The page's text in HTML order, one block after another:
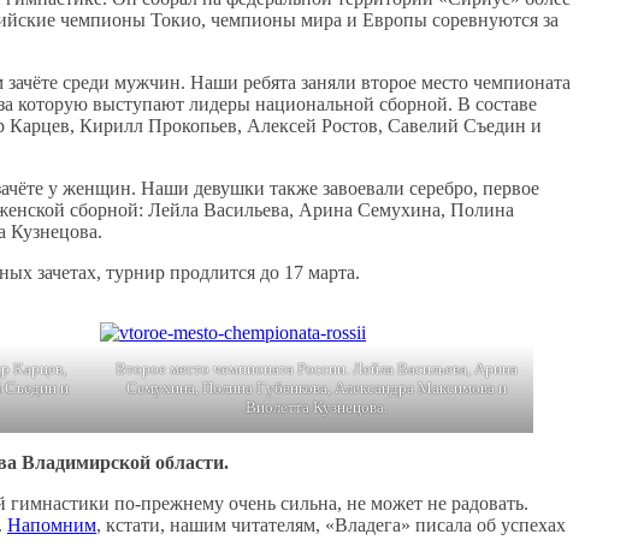
чемпионы Токио, чемпионы мира и Европы соревнуются за
среди мужчин. Наши ребята заняли второе место чемпионата
которую выступают лидеры национальной сборной. В составе
Кирилл Прокопьев, Алексей Ростов, Савелий Съедин и
у женщин. Наши девушки также завоевали серебро, первое
сборной: Лейла Васильева, Арина Семухина, Полина
Кузнецова.
зачетах, турнир продлится до 17 марта.
Карцев,
Съедин и
Второе место чемпионата России. Лейла Васильева, Арина
Семухина, Полина Губенкова, Александра Максимова и
Виолетта Кузнецова.
Владимирской области.
по-прежнему очень сильна, не может не радовать.
Напомним, кстати, нашим читателям, «Владега» писала об успехах